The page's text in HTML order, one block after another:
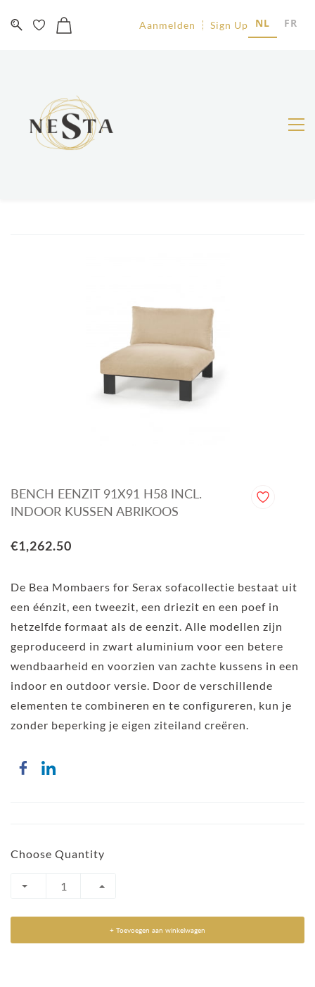
Aanmelden Sign Up NL FR
BENCH EENZIT 91X91 H58 INCL.
INDOOR KUSSEN ABRIKOOS
€1,262.50
De Bea Mombaers for Serax sofacollectie bestaat uit
een éénzit, een tweezit, een driezit en een poef in
hetzelfde formaat als de eenzit. Alle modellen zijn
geproduceerd in zwart aluminium voor een betere
wendbaarheid en voorzien van zachte kussens in een
indoor en outdoor versie. Door de verschillende
elementen te combineren en te configureren, kun je
zonder beperking je eigen ziteiland creëren.
Choose Quantity
+ Toevoegen aan winkelwagen